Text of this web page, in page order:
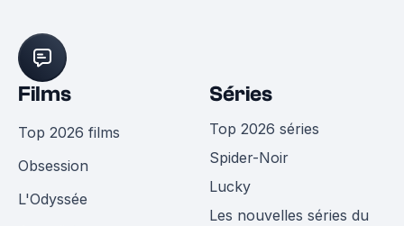
Films
Top 2026 films
Obsession
L'Odyssée
Séries
Top 2026 séries
Spider-Noir
Lucky
Les nouvelles séries du